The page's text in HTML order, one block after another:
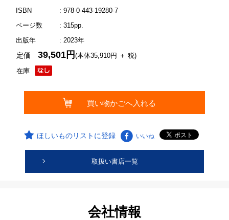
ISBN
: 978-0-443-19280-7
ページ数
: 315pp.
出版年
: 2023年
在庫
定価39,501円(本体35,910円 ＋ 税)
ほしいものリストに登録 いいね
取扱い書店一覧
会社情報